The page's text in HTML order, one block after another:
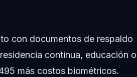
con documentos de respaldo
continua, educación o
más costos biométricos.